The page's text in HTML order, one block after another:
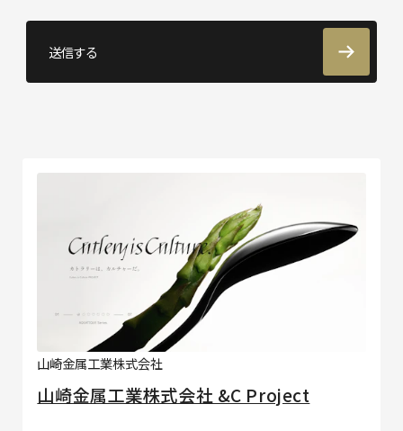
送信する
山崎金属工業株式会社
山崎金属工業株式会社 &C Project